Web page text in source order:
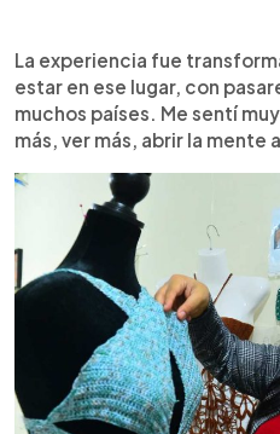
La experiencia fue
estar en ese lugar, con
muchos países. Me sentí
más, ver más, abrir la mente